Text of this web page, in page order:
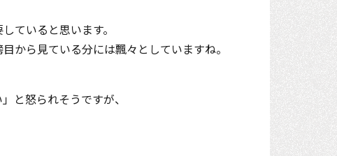
ていると思います。
から見ている分には飄々としていますね。
と怒られそうですが、